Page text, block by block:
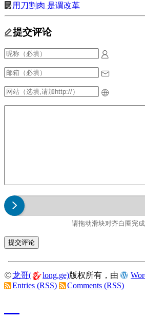
提交评论
请拖动滑块对齐白圈完
用刀割肉 是谓改革
龙哥( long.ge)版权所有，由
Entries (RSS)
Comments (RSS)